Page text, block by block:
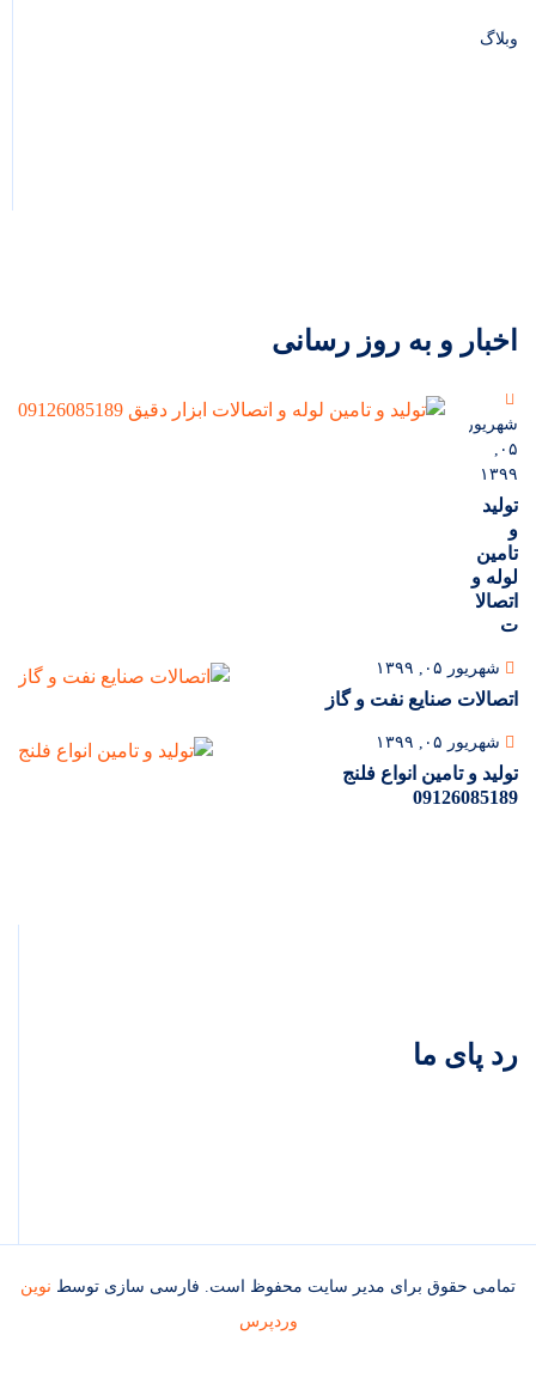
وبلاگ
اخبار و به روز رسانی
شهریور
۰۵,
۱۳۹۹
تولید
تامین
لوله و
اتصالا
ت
شهریور ۰۵, ۱۳۹۹
اتصالات صنایع نفت و گاز
شهریور ۰۵, ۱۳۹۹
تولید و تامین انواع فلنج
09126085189
رد پای ما
تمامی حقوق برای مدیر سایت محفوظ است. فارسی سازی توسطنوین
وردپرس